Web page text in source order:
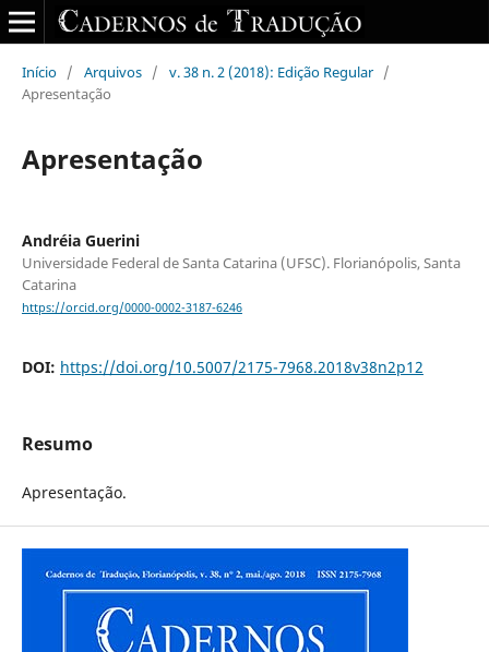
Início / Arquivos / v. 38 n. 2 (2018): Edição Regular /
Apresentação
Apresentação
Andréia Guerini
Universidade Federal de Santa Catarina (UFSC). Florianópolis, Santa
Catarina
https://orcid.org/0000-0002-3187-6246
DOI: https://doi.org/10.5007/2175-7968.2018v38n2p12
Resumo
Apresentação.